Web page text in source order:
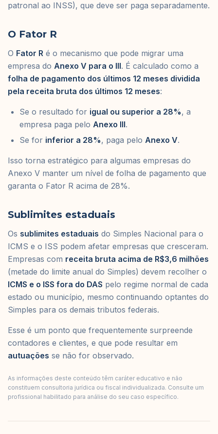
patronal ao INSS), que deve ser paga separadamente.
O Fator R
O Fator R é o mecanismo que pode migrar uma
empresa do Anexo V para o III. É calculado como a
folha de pagamento dos últimos 12 meses dividida
pela receita bruta dos últimos 12 meses:
Se o resultado for igual ou superior a 28%, a
empresa paga pelo Anexo III.
Se for inferior a 28%, paga pelo Anexo V.
Isso torna estratégico para algumas empresas do
Anexo V manter um nível de folha de pagamento que
garanta o Fator R acima de 28%.
Sublimites estaduais
Os sublimites estaduais do Simples Nacional para o
ICMS e o ISS podem afetar empresas que cresceram.
Empresas com receita bruta acima de R$3,6 milhões
(metade do limite anual do Simples) devem recolher o
ICMS e o ISS fora do DAS pelo regime normal de cada
estado ou município, mesmo continuando optantes do
Simples para os demais tributos federais.
Esse é um ponto que frequentemente surpreende
contadores e clientes, e que pode resultar em
autuações se não for observado.
As informações deste conteúdo têm caráter educativo e não
constituem consultoria jurídica ou fiscal individualizada. Consulte um
profissional habilitado para análise do seu caso específico.